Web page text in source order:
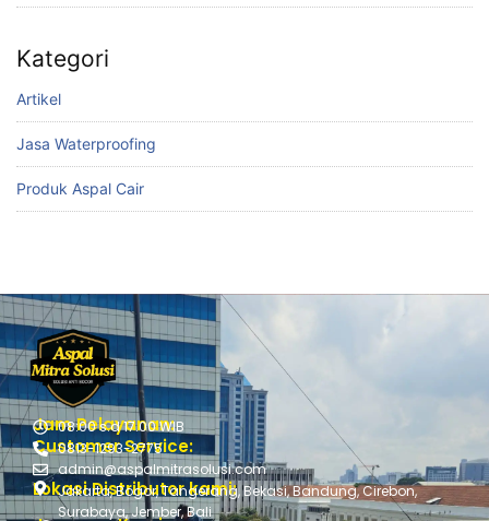
Kategori
Artikel
Jasa Waterproofing
Produk Aspal Cair
Jam Pelayanan:
08:00 s.d 17.00 WIB
Customer Service:
0813-1293-2775
admin@aspalmitrasolusi.com
Lokasi Distributor kami:
Jakarta, Bogor, Tangerang, Bekasi, Bandung, Cirebon,
Surabaya, Jember, Bali